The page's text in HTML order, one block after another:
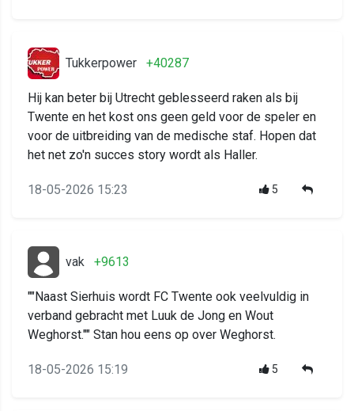
Tukkerpower +40287
Hij kan beter bij Utrecht geblesseerd raken als bij
Twente en het kost ons geen geld voor de speler en
voor de uitbreiding van de medische staf. Hopen dat
het net zo'n succes story wordt als Haller.
18-05-2026 15:23 5
vak +9613
""Naast Sierhuis wordt FC Twente ook veelvuldig in
verband gebracht met Luuk de Jong en Wout
Weghorst."" Stan hou eens op over Weghorst.
18-05-2026 15:19 5